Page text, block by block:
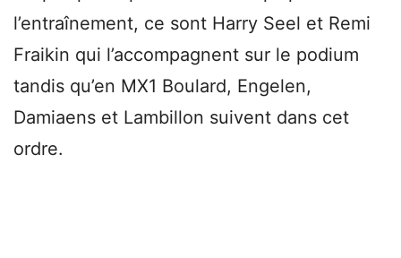
l’entraînement, ce sont Harry Seel et Remi
Fraikin qui l’accompagnent sur le podium
tandis qu’en MX1 Boulard, Engelen,
Damiaens et Lambillon suivent dans cet
ordre.